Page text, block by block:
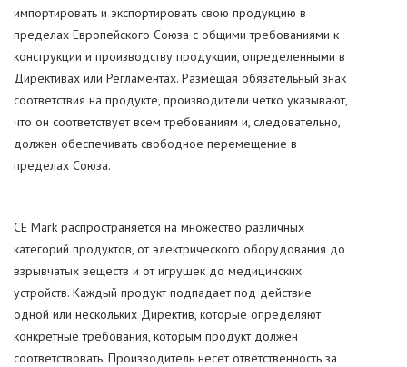
импортировать и экспортировать свою продукцию в
пределах Европейского Союза с общими требованиями к
конструкции и производству продукции, определенными в
Директивах или Регламентах. Размещая обязательный знак
соответствия на продукте, производители четко указывают,
что он соответствует всем требованиям и, следовательно,
должен обеспечивать свободное перемещение в
пределах Союза.
CE Mark распространяется на множество различных
категорий продуктов, от электрического оборудования до
взрывчатых веществ и от игрушек до медицинских
устройств. Каждый продукт подпадает под действие
одной или нескольких Директив, которые определяют
конкретные требования, которым продукт должен
соответствовать. Производитель несет ответственность за